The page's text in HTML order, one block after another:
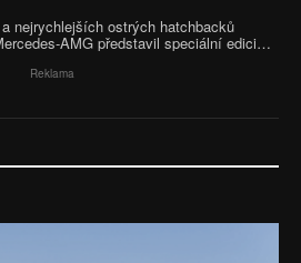
nejrychlejších ostrých hatchbacků
AMG představil speciální edici
výraznějšího designu si zachovala i
Reklama